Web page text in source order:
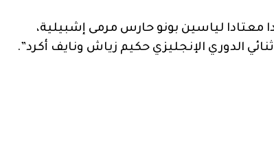
معتادا لياسين بونو حارس مرمى إشبيلية،
الدوري الإنجليزي حكيم زياش ونايف أكرد”.